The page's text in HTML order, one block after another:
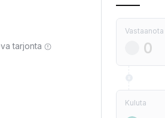
tarjonta
Vastaanota
Kuluta